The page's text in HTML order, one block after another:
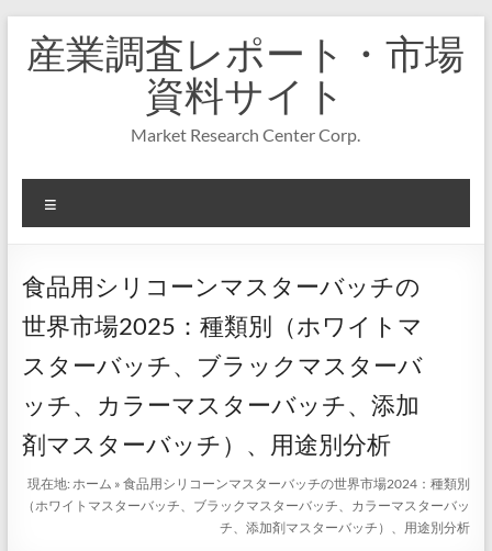
キ
プ
産業調査レポート・市場
資料サイト
Market Research Center Corp.
ニ
ー
食品用シリコーンマスターバッチの
世界市場2025：種類別（ホワイトマ
スターバッチ、ブラックマスターバ
ッチ、カラーマスターバッチ、添加
剤マスターバッチ）、用途別分析
現在地:ホーム »食品用シリコーンマスターバッチの世界市場2024：種類別
（ホワイトマスターバッチ、ブラックマスターバッチ、カラーマスターバッ
チ、添加剤マスターバッチ）、用途別分析